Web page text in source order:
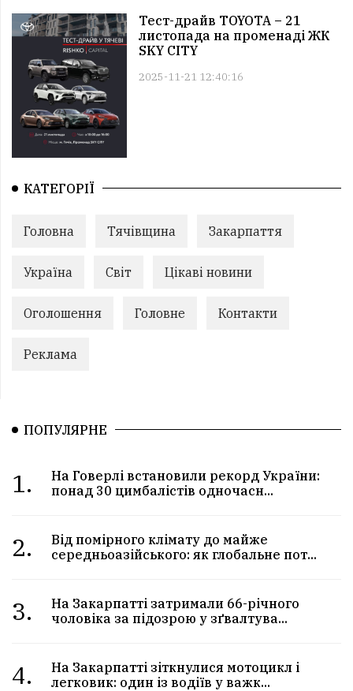
Тест-драйв TOYOTA – 21
листопада на променаді ЖК
SKY CITY
2025-11-21 12:40:16
КАТЕГОРІЇ
Головна Тячівщина Закарпаття
Україна Світ Цікаві новини
Оголошення Головне Контакти
Реклама
ПОПУЛЯРНЕ
1.
На Говерлі встановили рекорд України:
понад 30 цимбалістів одночасн...
2.
Від помірного клімату до майже
середньоазійського: як глобальне пот...
3.
На Закарпатті затримали 66-річного
чоловіка за підозрою у зґвалтува...
4.
На Закарпатті зіткнулися мотоцикл і
легковик: один із водіїв у важк...